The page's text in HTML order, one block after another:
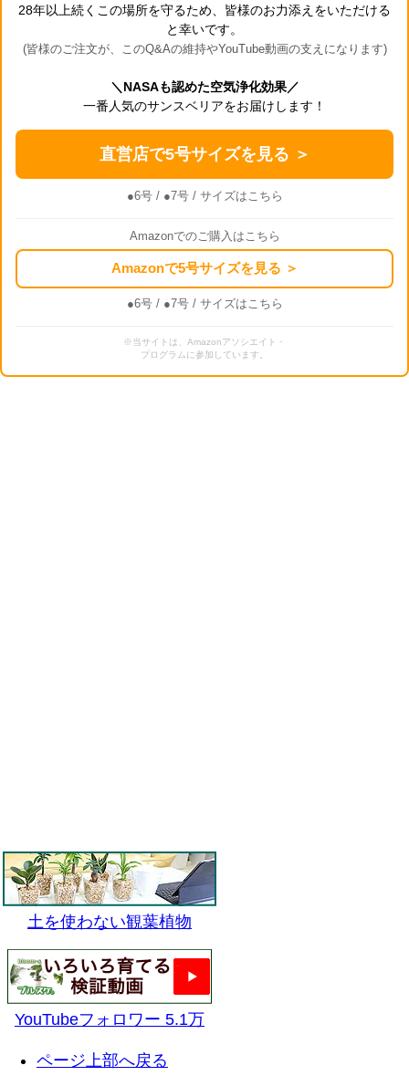
28年以上続くこの場所を守るため、皆様のお力添えをいただける
と幸いです。
(皆様のご注文が、このQ&Aの維持やYouTube動画の支えになります)
＼NASAも認めた空気浄化効果／
一番人気のサンスベリアをお届けします！
直営店で5号サイズを見る ＞
●6号/ ●7号/ サイズはこちら
Amazonでのご購入はこちら
Amazonで5号サイズを見る ＞
●6号/ ●7号/ サイズはこちら
※当サイトは、Amazonアソシエイト・
プログラムに参加しています。
土を使わない観葉植物
YouTubeフォロワー 5.1万
ページ上部へ戻る